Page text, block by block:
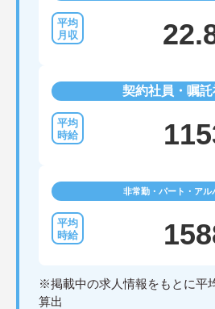
契約社員・嘱託
非常勤・パート・アル
※掲載中の求人情報をもとに平
算出